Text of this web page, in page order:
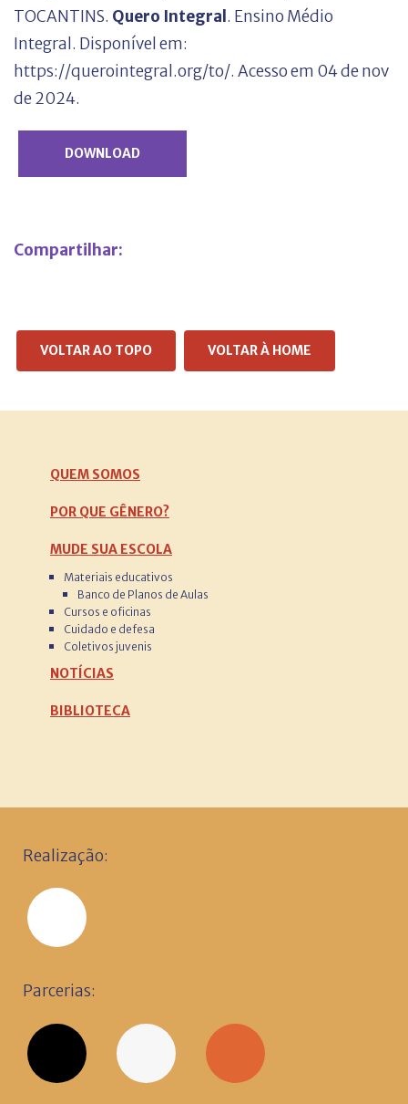
TOCANTINS. Quero Integral . Ensino Médio
Integral. Disponível em:
https://querointegral.org/to/. Acesso em 04 de nov
de 2024.
DOWNLOAD
Compartilhar:
VOLTAR AO TOPO VOLTAR À HOME
QUEM SOMOS
POR QUE GÊNERO?
MUDE SUA ESCOLA
Materiais educativos
Banco de Planos de Aulas
Cursos e oficinas
Cuidado e defesa
Coletivos juvenis
NOTÍCIAS
BIBLIOTECA
Realização:
Parcerias: